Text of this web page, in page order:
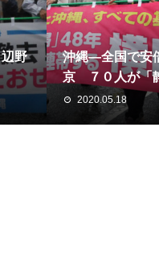
野
沖縄―全国で安
京 ７０人が「
2020.05.18